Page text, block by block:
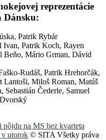
reprezentácie
Dánsku:
Patrik Rybár
Patrik Koch, Rayen
Beňo, Mário Grman, Dávid
Rudáš, Patrik Hrehorčák,
Miloš Roman, Matúš
Čederle, Samuel
pôjdu na MS bez kvarteta
v utorok © SITA Všetky práva